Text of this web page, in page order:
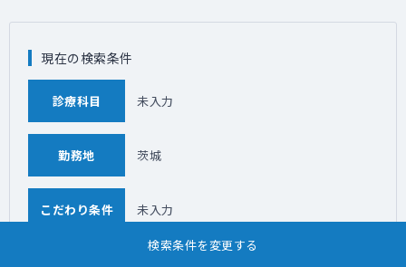
検索条件を変更する
現在の検索条件
診療科目 未入力
勤務地 茨城
こだわり条件 未入力